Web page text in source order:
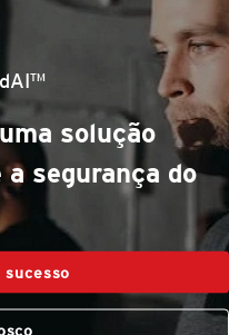
eficazes e
ótima
sucesso